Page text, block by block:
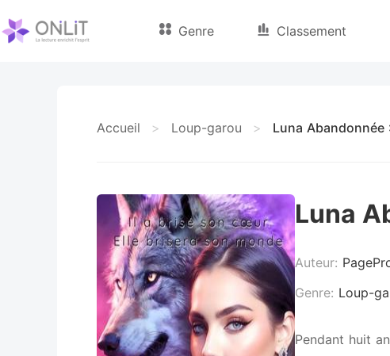
Genre Classement
Accueil > Loup-garou > Luna
Luna
Auteur:
Genre: Loup-
Pendant huit